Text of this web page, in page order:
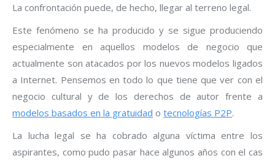
La confrontación puede, de hecho, llegar al terreno legal.
Este fenómeno se ha producido y se sigue produciendo
especialmente en aquellos modelos de negocio que
actualmente son atacados por los nuevos modelos ligados
a Internet. Pensemos en todo lo que tiene que ver con el
negocio cultural y de los derechos de autor frente a
modelos basados en la gratuidad o tecnologías P2P.
La lucha legal se ha cobrado alguna víctima entre los
aspirantes, como pudo pasar hace algunos años con el cas